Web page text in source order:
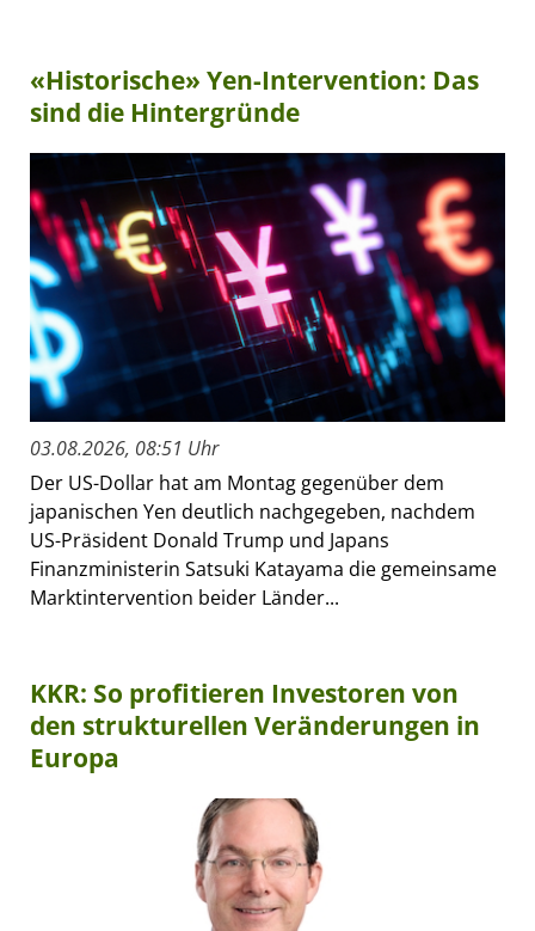
«Historische» Yen-Intervention: Das
sind die Hintergründe
03.08.2026, 08:51 Uhr
Der US-Dollar hat am Montag gegenüber dem
japanischen Yen deutlich nachgegeben, nachdem
US-Präsident Donald Trump und Japans
Finanzministerin Satsuki Katayama die gemeinsame
Marktintervention beider Länder...
KKR: So profitieren Investoren von
den strukturellen Veränderungen in
Europa